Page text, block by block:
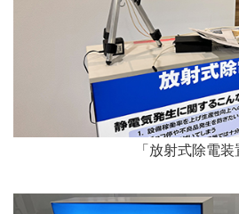
「放射式除電装